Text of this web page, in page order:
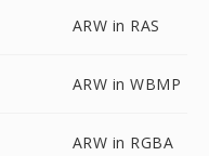
ARW in RAS
ARW in WBMP
ARW in RGBA